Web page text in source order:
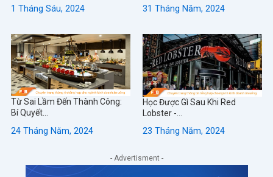
1 Tháng Sáu, 2024 31 Tháng Năm, 2024
Từ Sai Lầm Đến Thành Công:
Bí Quyết...
24 Tháng Năm, 2024
Học Được Gì Sau Khi Red
Lobster -...
23 Tháng Năm, 2024
- Advertisment -